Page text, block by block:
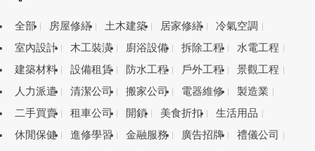
全部 房屋修繕 土木建築 居家修繕
冷氣空調
室內設計
木工裝潢 廚浴設備 拆除工程
水電工程
建築材料
設備租賃 防水工程 戶外工程
景觀工程
人力派遣
清潔公司 搬家公司 電器維修
製造業
二手買賣
租車公司 開鎖 美食折扣
生活用品
休閒保健
進修學習 金融服務 廣告招牌
禮儀公司